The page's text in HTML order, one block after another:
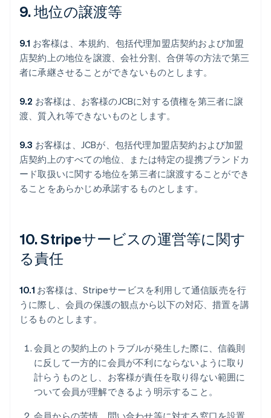
9. 地位の譲渡等
9.1 お客様は、本規約、包括代理加盟店契約および加盟
店契約上の地位を譲渡、会社分割、合併等の方法で第三
者に承継させることができないものとします。
9.2 お客様は、お客様のJCBに対する債権を第三者に譲
渡、質入れ等できないものとします。
9.3 お客様は、JCBが、包括代理加盟店契約および加盟
店契約上のすべての地位、または特定の提携ブランドカ
ード取扱いに関する地位を第三者に譲渡することができ
ることをあらかじめ承諾するものとします。
10. Stripeサービスの運営等に関す
る責任
10.1 お客様は、Stripeサービスを利用して通信販売を行
うに際し、会員の保護の観点から以下の対応、措置を講
じるものとします。
会員との契約上のトラブルが発生した際に、信義則
に反して一方的に会員が不利にならないように取り
計らうものとし、お客様が責任を取り得ない範囲に
ついて会員が理解できるよう明示すること。
会員からの苦情、問い合わせ等に対する窓口を設置